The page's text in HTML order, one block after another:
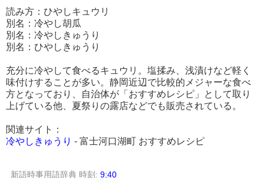
読み方：ひやしキュウリ
別名：冷やし胡瓜
別名：冷やしきゅうり
別名：ひやしきゅうり
充分に冷やして食べるキュウリ。塩揉み、浅漬けなど軽く
味付けすることが多い。静岡近辺で比較的メジャーな食べ
方となっており、自治体が「おすすめレシピ」として取り
上げている他、夏祭りの露店などでも販売されている。
関連サイト：
冷やしきゅうり - 富士河口湖町 おすすめレシピ
新語時事用語辞典 時刻: 9:40